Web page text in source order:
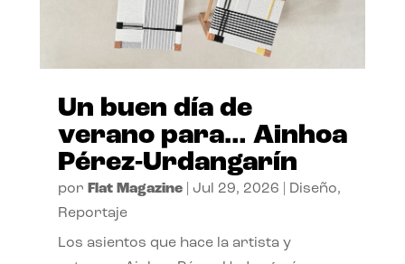
Un buen día de
verano para… Ainhoa
Pérez-Urdangarín
por Flat Magazine| Jul 29, 2026 Diseño,
Reportaje
Los asientos que hace la artista y